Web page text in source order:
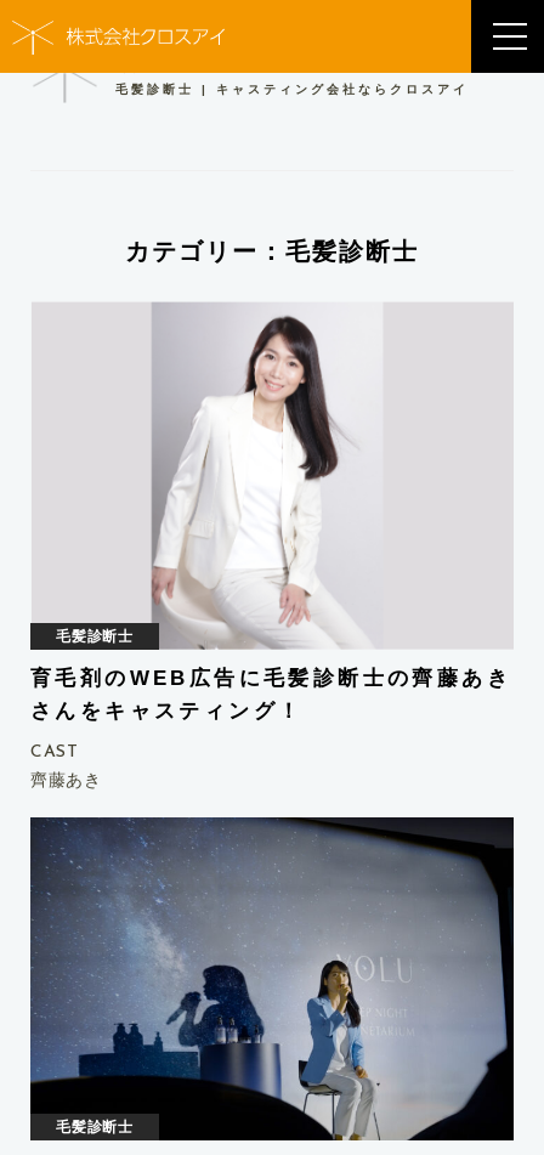
WORKS
毛髪診断士 | キャスティング会社ならクロスアイ
カテゴリー：毛髪診断士
専門家
毛髪診断士
育毛剤のWEB広告に毛髪診断士の齊藤あき
さんをキャスティング！
CAST
齊藤あき
専門家
毛髪診断士